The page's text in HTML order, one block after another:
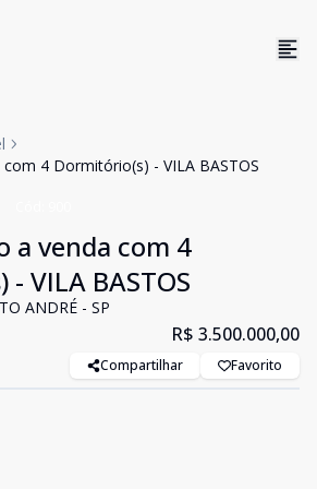
4 Dormitório(s) - VILA BASTOS
a venda com 4
VILA BASTOS
ANDRÉ - SP
R$ 3.500.000,00
Compartilhar Favorito